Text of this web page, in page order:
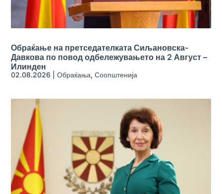
Обраќање на претседателката Сиљановска-
Давкова по повод одбележувањето на 2 Август –
Илинден
02.08.2026 |Обраќања,Соопштенија